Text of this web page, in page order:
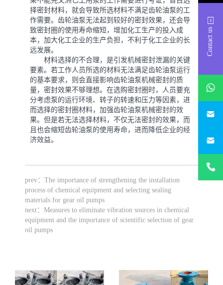
Contact us
择密封材料，就会导致所选材料不满足齿轮油泵的工
作需要。齿轮油泵无法起到较好的密封效果，还会导
致密封圈的使用寿命缩短，增加化工生产的投入成
本，加大化工企业的生产负担，不利于化工企业的长
远发展。
材料选择的不合理，是引发机械密封泄漏的关键
要素。若工作人员所选的材料无法满足齿轮油泵运行
的基本要求，则会直接影响齿轮油泵机械密封的质
量，密封效果不够理想。在选购密封圈时，人员要充
分考虑泵的运行环境、转子的转速和压力等因素，进
而选择的密封圈材料，加强齿轮油泵机械密封的效
果。但是若无法选择材料，不仅无法密封的效果，而
且也会缩短齿轮油泵的使用寿命，进而降低企业的经
济效益。
prev： The importance of strengthening the installation
process of chemical equipment and selecting sealing
materials for gear oil pumps
next： Measures to eliminate vibration sources in chemical
equipment and the importance of scientific selection of gear
oil pumps